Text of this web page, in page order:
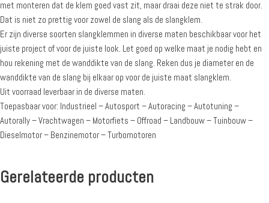
met monteren dat de klem goed vast zit, maar draai deze niet te strak door.
Dat is niet zo prettig voor zowel de slang als de slangklem.
Er zijn diverse soorten slangklemmen in diverse maten beschikbaar voor het
juiste project of voor de juiste look. Let goed op welke maat je nodig hebt en
hou rekening met de wanddikte van de slang. Reken dus je diameter en de
wanddikte van de slang bij elkaar op voor de juiste maat slangklem.
Uit voorraad leverbaar in de diverse maten.
Toepasbaar voor: Industrieel – Autosport – Autoracing – Autotuning –
Autorally – Vrachtwagen – Motorfiets – Offroad – Landbouw – Tuinbouw –
Dieselmotor – Benzinemotor – Turbomotoren
Gerelateerde producten